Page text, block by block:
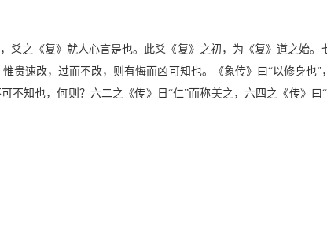
之《复》就人心言是也。此爻《复》之初，为《复》道之始。
贵速改，过而不改，则有悔而凶可知也。《象传》曰“以修身也”
知也，何则？六二之《传》日“仁”而称美之，六四之《传》曰“